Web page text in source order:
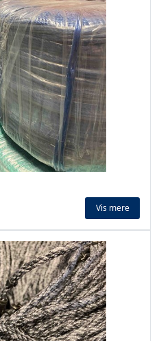
Vis mere